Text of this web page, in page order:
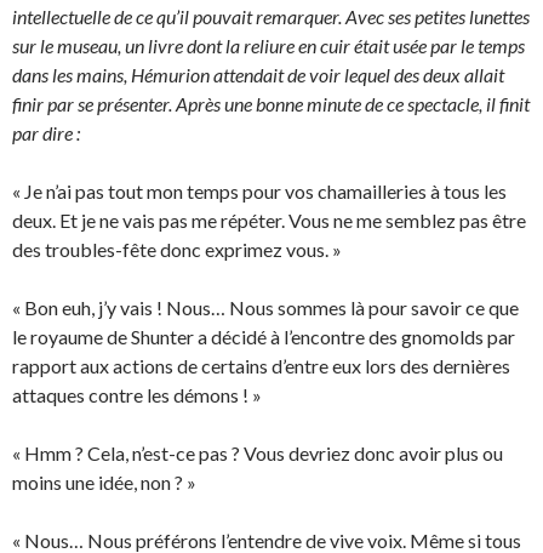
intellectuelle de ce qu’il pouvait remarquer. Avec ses petites lunettes
sur le museau, un livre dont la reliure en cuir était usée par le temps
dans les mains, Hémurion attendait de voir lequel des deux allait
finir par se présenter. Après une bonne minute de ce spectacle, il finit
par dire :
« Je n’ai pas tout mon temps pour vos chamailleries à tous les
deux. Et je ne vais pas me répéter. Vous ne me semblez pas être
des troubles-fête donc exprimez vous. »
« Bon euh, j’y vais ! Nous… Nous sommes là pour savoir ce que
le royaume de Shunter a décidé à l’encontre des gnomolds par
rapport aux actions de certains d’entre eux lors des dernières
attaques contre les démons ! »
« Hmm ? Cela, n’est-ce pas ? Vous devriez donc avoir plus ou
moins une idée, non ? »
« Nous… Nous préférons l’entendre de vive voix. Même si tous